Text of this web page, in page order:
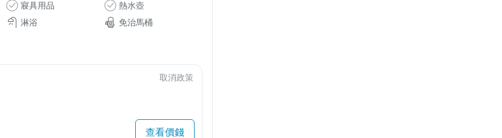
寢具用品
熱水壺
淋浴 免治馬桶
取消政策
查看價錢